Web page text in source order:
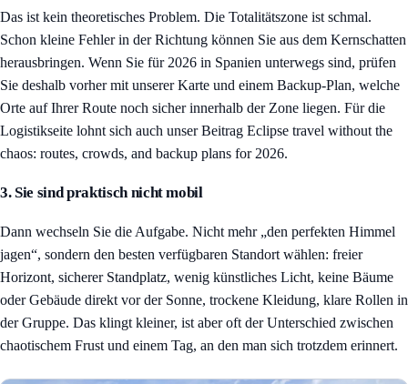
Das ist kein theoretisches Problem. Die Totalitätszone ist schmal.
Schon kleine Fehler in der Richtung können Sie aus dem Kernschatten
herausbringen. Wenn Sie für 2026 in Spanien unterwegs sind, prüfen
Sie deshalb vorher mit unserer Karte und einem Backup-Plan, welche
Orte auf Ihrer Route noch sicher innerhalb der Zone liegen. Für die
Logistikseite lohnt sich auch unser Beitrag Eclipse travel without the
chaos: routes, crowds, and backup plans for 2026.
3. Sie sind praktisch nicht mobil
Dann wechseln Sie die Aufgabe. Nicht mehr „den perfekten Himmel
jagen“, sondern den besten verfügbaren Standort wählen: freier
Horizont, sicherer Standplatz, wenig künstliches Licht, keine Bäume
oder Gebäude direkt vor der Sonne, trockene Kleidung, klare Rollen in
der Gruppe. Das klingt kleiner, ist aber oft der Unterschied zwischen
chaotischem Frust und einem Tag, an den man sich trotzdem erinnert.